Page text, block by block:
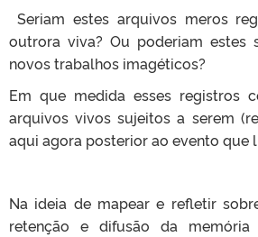
Seriam estes arquivos meros
outrora viva? Ou poderiam estes
novos trabalhos imagéticos?
Em que medida esses registros
arquivos vivos sujeitos a serem
aqui agora posterior ao evento que
Na ideia de mapear e refletir
retenção e difusão da